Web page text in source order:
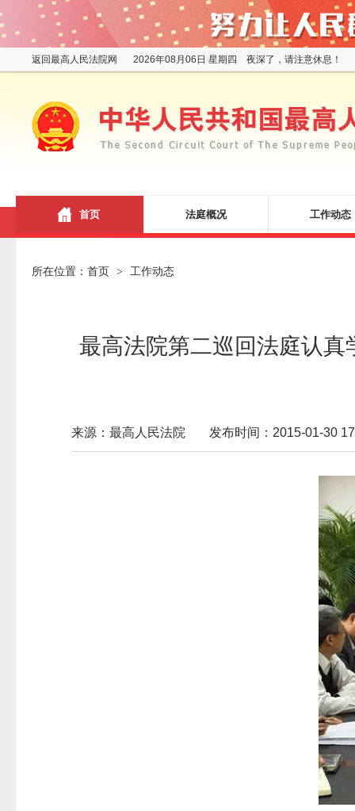
返回最高人民法院网 2026年08月06日 星期四 夜深了，请注意休息！
首页 法庭概况 工作动态
所在位置： 首页 > 工作动态
最高法院第二巡回法庭认
来源：最高人民法院 发布时间：2015-01-30